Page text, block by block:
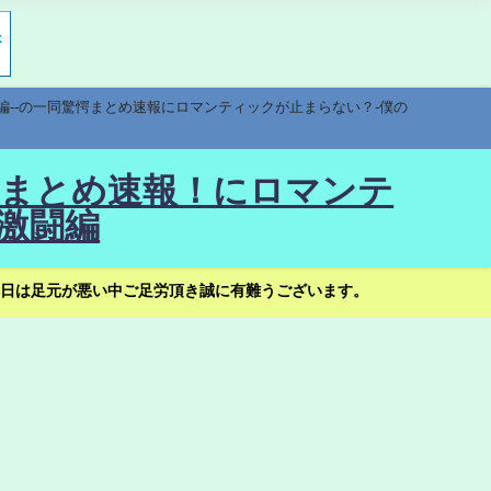
の一同驚愕まとめ速報にロマンティックが止まらない？-僕の
とめ速報！にロマンテ
闘編
足元が悪い中ご足労頂き誠に有難うございます。